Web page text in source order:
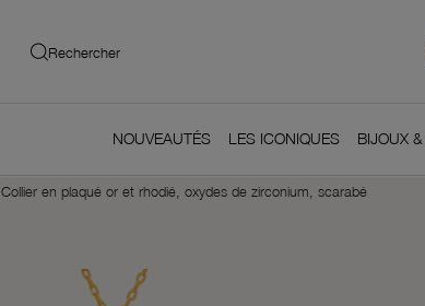
Rechercher
NOUVEAUTÉS LES ICONIQUES BIJOUX
Collier en plaqué or et rhodié, oxydes de zirconium, scarabé